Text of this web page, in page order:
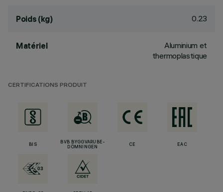
Poids (kg) 0.23
Matériel
Aluminium et
thermoplastique
CERTIFICATIONS PRODUIT
BIS
BVB BYGGVARUBE-
DÖMNINGEN
CE EAC